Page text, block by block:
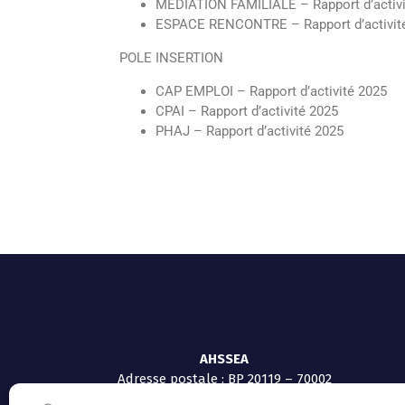
MEDIATION FAMILIALE – Rapport
ESPACE RENCONTRE – Rapport
POLE INSERTION
CAP EMPLOI – Rapport d’activité 2025
CPAI – Rapport d’activité 2025
PHAJ – Rapport d’activité 2025
AHSSEA
Adresse postale : BP 20119 – 70002